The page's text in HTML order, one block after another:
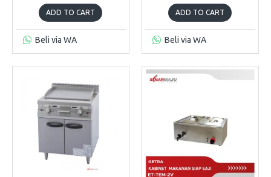
ADD TO CART
Beli via WA
ADD TO CART
Beli via WA